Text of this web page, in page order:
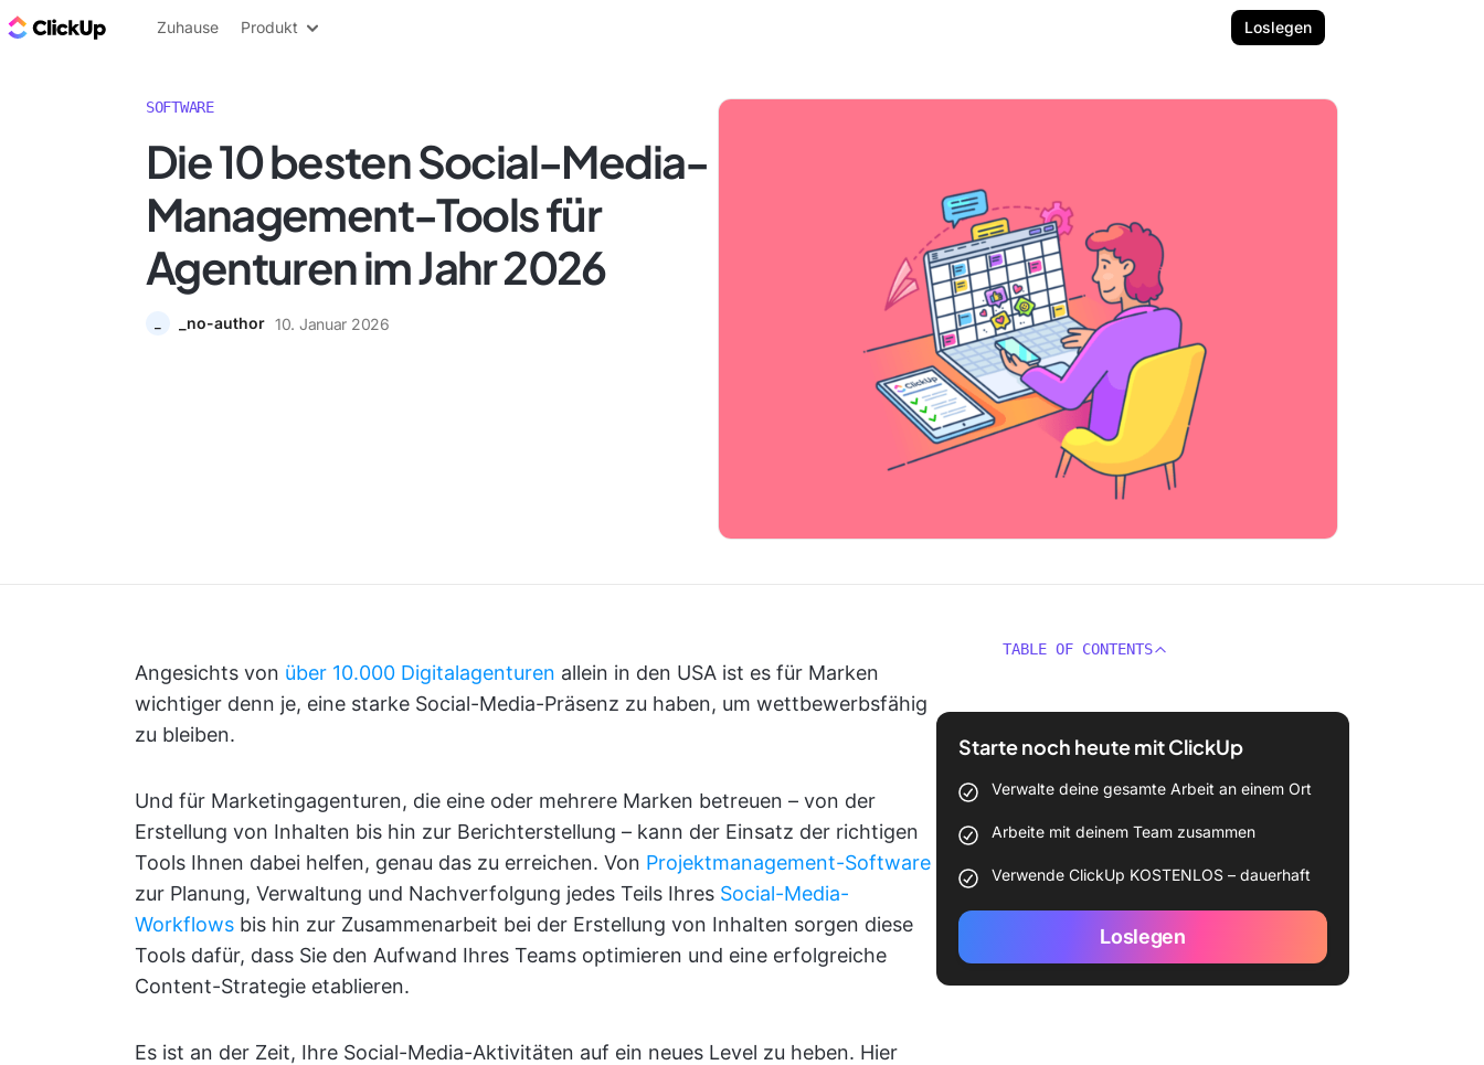
ClickUp Blog
Zuhause Produkt Loslegen
SOFTWARE
Die 10 besten Social-Media-
Management-Tools für
Agenturen im Jahr 2026
_no-author 10. Januar 2026
Angesichts von über 10.000 Digitalagenturen allein in den USA ist es für Marken
wichtiger denn je, eine starke Social-Media-Präsenz zu haben, um wettbewerbsfähig
zu bleiben.
Und für Marketingagenturen, die eine oder mehrere Marken betreuen – von der
Erstellung von Inhalten bis hin zur Berichterstellung – kann der Einsatz der richtigen
Tools Ihnen dabei helfen, genau das zu erreichen. Von Projektmanagement-Software
zur Planung, Verwaltung und Nachverfolgung jedes Teils Ihres Social-Media-
Workflows bis hin zur Zusammenarbeit bei der Erstellung von Inhalten sorgen diese
Tools dafür, dass Sie den Aufwand Ihres Teams optimieren und eine erfolgreiche
Content-Strategie etablieren.
Es ist an der Zeit, Ihre Social-Media-Aktivitäten auf ein neues Level zu heben. Hier
TABLE OF CONTENTS
Starte noch heute mit ClickUp
Verwalte deine gesamte Arbeit an einem Ort
Arbeite mit deinem Team zusammen
Verwende ClickUp KOSTENLOS – dauerhaft
Loslegen